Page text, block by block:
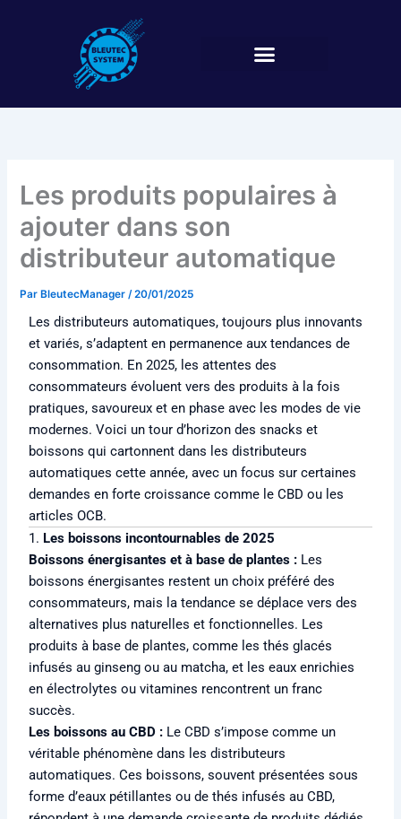
Les produits populaires à
ajouter dans son
distributeur automatique
Par BleutecManager/20/01/2025
Les distributeurs automatiques, toujours plus innovants
et variés, s’adaptent en permanence aux tendances de
consommation. En 2025, les attentes des
consommateurs évoluent vers des produits à la fois
pratiques, savoureux et en phase avec les modes de vie
modernes. Voici un tour d’horizon des snacks et
boissons qui cartonnent dans les distributeurs
automatiques cette année, avec un focus sur certaines
demandes en forte croissance comme le CBD ou les
articles OCB.
1. Les boissons incontournables de 2025
Boissons énergisantes et à base de plantes : Les
boissons énergisantes restent un choix préféré des
consommateurs, mais la tendance se déplace vers des
alternatives plus naturelles et fonctionnelles. Les
produits à base de plantes, comme les thés glacés
infusés au ginseng ou au matcha, et les eaux enrichies
en électrolytes ou vitamines rencontrent un franc
succès.
Les boissons au CBD : Le CBD s’impose comme un
véritable phénomène dans les distributeurs
automatiques. Ces boissons, souvent présentées sous
forme d’eaux pétillantes ou de thés infusés au CBD,